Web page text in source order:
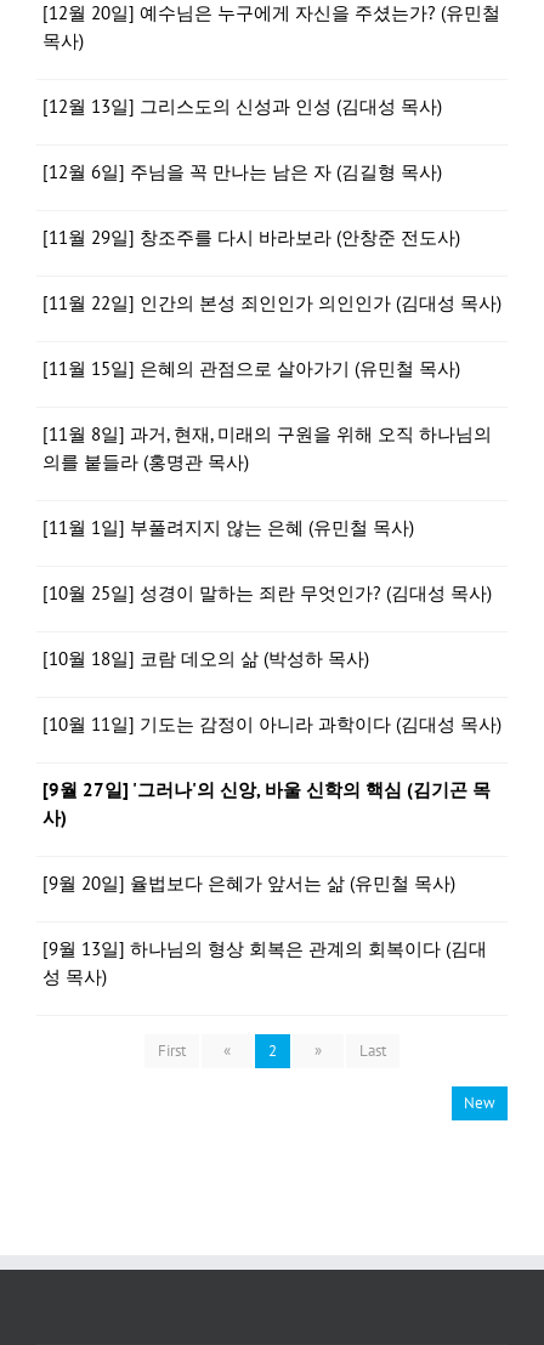
[12월 20일] 예수님은 누구에게 자신을 주셨는가? (유민철
목사)
[12월 13일] 그리스도의 신성과 인성 (김대성 목사)
[12월 6일] 주님을 꼭 만나는 남은 자 (김길형 목사)
[11월 29일] 창조주를 다시 바라보라 (안창준 전도사)
[11월 22일] 인간의 본성 죄인인가 의인인가 (김대성 목사)
[11월 15일] 은혜의 관점으로 살아가기 (유민철 목사)
[11월 8일] 과거, 현재, 미래의 구원을 위해 오직 하나님의
의를 붙들라 (홍명관 목사)
[11월 1일] 부풀려지지 않는 은혜 (유민철 목사)
[10월 25일] 성경이 말하는 죄란 무엇인가? (김대성 목사)
[10월 18일] 코람 데오의 삶 (박성하 목사)
[10월 11일] 기도는 감정이 아니라 과학이다 (김대성 목사)
[9월 27일] '그러나'의 신앙, 바울 신학의 핵심 (김기곤 목
사)
[9월 20일] 율법보다 은혜가 앞서는 삶 (유민철 목사)
[9월 13일] 하나님의 형상 회복은 관계의 회복이다 (김대
성 목사)
First « 2 » Last
New